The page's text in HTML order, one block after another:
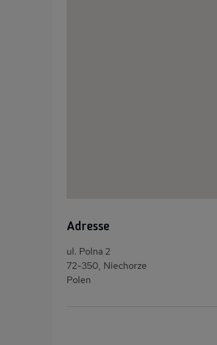
Adresse
ul. Polna 2
72-350, Niechorze
Polen